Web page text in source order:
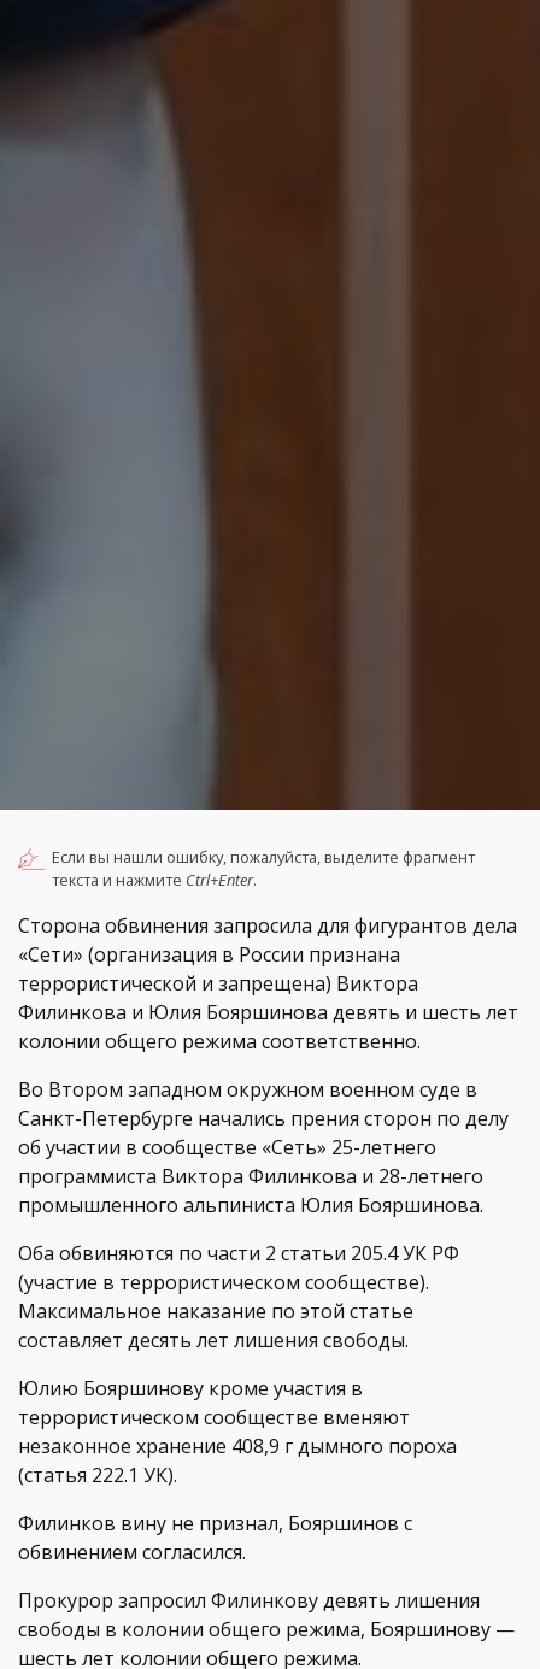
Если вы нашли ошибку, пожалуйста, выделите фрагмент
текста и нажмите Ctrl+Enter.
Сторона обвинения запросила для фигурантов дела
«Сети» (организация в России признана
террористической и запрещена) Виктора
Филинкова и Юлия Бояршинова девять и шесть лет
колонии общего режима соответственно.
Во Втором западном окружном военном суде в
Санкт-Петербурге начались прения сторон по делу
об участии в сообществе «Сеть» 25-летнего
программиста Виктора Филинкова и 28-летнего
промышленного альпиниста Юлия Бояршинова.
Оба обвиняются по части 2 статьи 205.4 УК РФ
(участие в террористическом сообществе).
Максимальное наказание по этой статье
составляет десять лет лишения свободы.
Юлию Бояршинову кроме участия в
террористическом сообществе вменяют
незаконное хранение 408,9 г дымного пороха
(статья 222.1 УК).
Филинков вину не признал, Бояршинов с
обвинением согласился.
Прокурор запросил Филинкову девять лишения
свободы в колонии общего режима, Бояршинову —
шесть лет колонии общего режима.